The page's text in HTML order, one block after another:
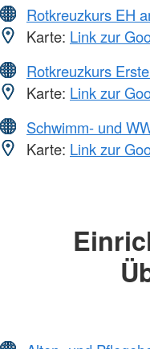
Rotkreuzkurs EH
Karte: Link zur
Rotkreuzkurs
Karte: Link zur
Schwimm- und
Karte: Link zur